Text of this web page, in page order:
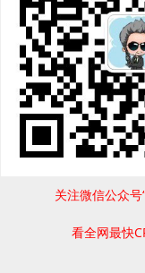
关注微信公众号
看全网最快